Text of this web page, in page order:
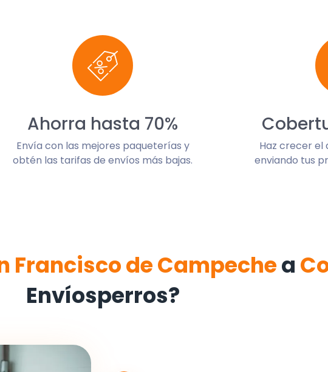
Ahorra hasta 70%
Envía con las mejores paqueterías y
obtén las tarifas de envíos más bajas.
Haz crecer el
enviando tus
Francisco de Campechea
Envíosperros?